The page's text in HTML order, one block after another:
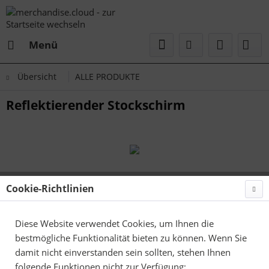
Menü
Übersicht ALLE PRODUKTE
Reflektierender Stockschirm
Cookie-Richtlinien
Diese Website verwendet Cookies, um Ihnen die
bestmögliche Funktionalität bieten zu können. Wenn Sie
damit nicht einverstanden sein sollten, stehen Ihnen
folgende Funktionen nicht zur Verfügung: